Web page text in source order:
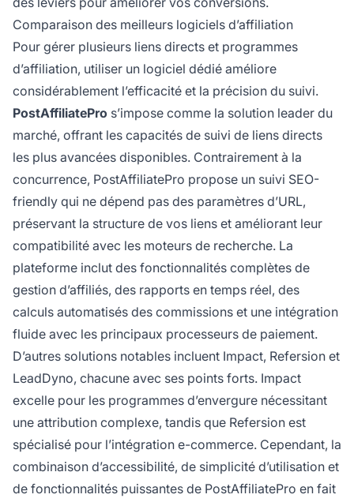
Comparaison des meilleurs logiciels d’affiliation
Pour gérer plusieurs liens directs et programmes
d’affiliation, utiliser un logiciel dédié améliore
considérablement l’efficacité et la précision du suivi.
PostAffiliatePro s’impose comme la solution leader du
marché, offrant les capacités de suivi de liens directs
les plus avancées disponibles. Contrairement à la
concurrence, PostAffiliatePro propose un suivi SEO-
friendly qui ne dépend pas des paramètres d’URL,
préservant la structure de vos liens et améliorant leur
compatibilité avec les moteurs de recherche. La
plateforme inclut des fonctionnalités complètes de
gestion d’affiliés, des rapports en temps réel, des
calculs automatisés des commissions et une intégration
fluide avec les principaux processeurs de paiement.
D’autres solutions notables incluent Impact, Refersion et
LeadDyno, chacune avec ses points forts. Impact
excelle pour les programmes d’envergure nécessitant
une attribution complexe, tandis que Refersion est
spécialisé pour l’intégration e-commerce. Cependant, la
combinaison d’accessibilité, de simplicité d’utilisation et
de fonctionnalités puissantes de PostAffiliatePro en fait